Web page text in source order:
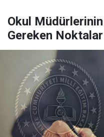
Okul
Gereken